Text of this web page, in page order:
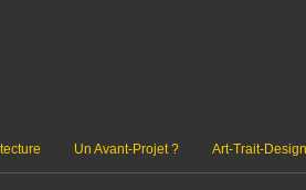
Un Avant-Projet ? Art-Trait-Design